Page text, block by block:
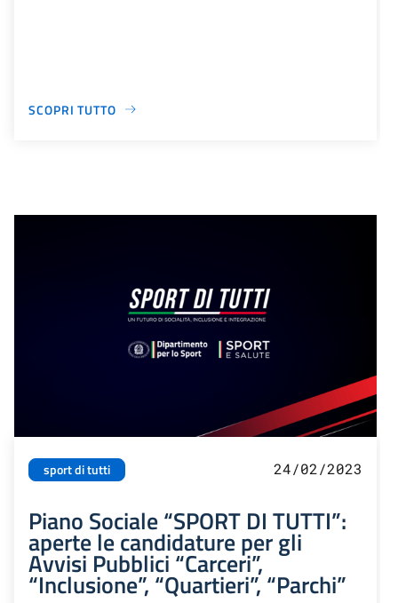
SCOPRI TUTTO
sport di tutti 24/02/2023
Piano Sociale “SPORT DI TUTTI”:
aperte le candidature per gli
Avvisi Pubblici “Carceri”,
“Inclusione”, “Quartieri”, “Parchi”